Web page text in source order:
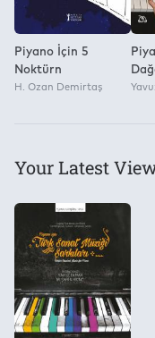
Eğitimi Yayınları
Piyano İçin 5
Noktürn
H. Ozan Demirtaş
Your Latest